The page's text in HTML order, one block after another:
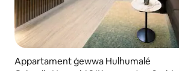
Appartament ġewwa Hulhumalé